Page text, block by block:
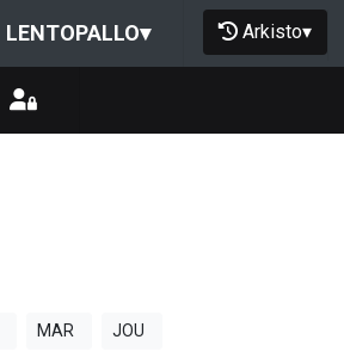
LENTOPALLO▾ Arkisto▾
MAR JOU